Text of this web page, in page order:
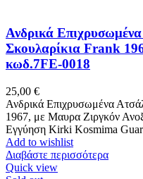
Ανδρικά
Σκουλαρίκια Frank
κωδ.7FE-0018
25,00 €
Ανδρικά Επιχρυσωμένα
1967, με Μαυρα Ζιργκόν
Εγγύηση Kirki Kosmima
Add to wishlist
Διαβάστε περισσότερα
Quick view